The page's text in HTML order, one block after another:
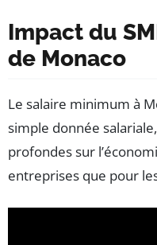
Impact du
de Monaco
Le salaire minimum à
simple donnée
profondes sur
entreprises que pour